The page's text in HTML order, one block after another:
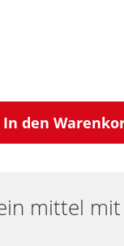
In den
mittel